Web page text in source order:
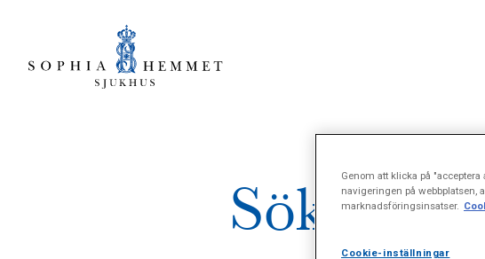
Genom att klicka på
navigeringen på webbplatsen,
marknadsföringsinsatser.
Cookie-inställningar